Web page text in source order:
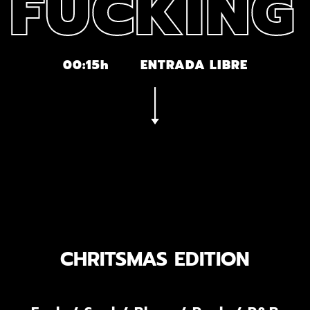
00:15h ENTRADA LIBRE
CHRITSMAS EDITION